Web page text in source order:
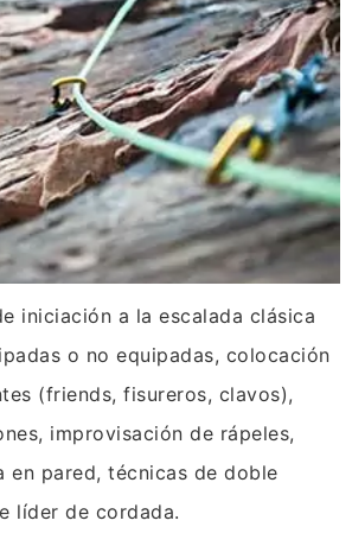
iniciación a la escalada clásica
o no equipadas, colocación
(friends, fisureros, clavos),
improvisación de rápeles,
en pared, técnicas de doble
líder de cordada.